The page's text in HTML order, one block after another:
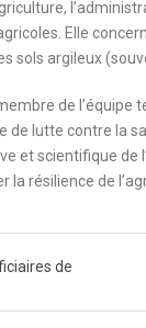
Elle
sols argileux
de l’équipe
de lutte contre la
et scientifique
résilience de
de